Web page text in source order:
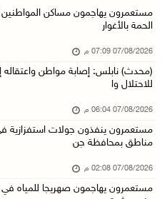
أمين عام الجامعة العربية يحذر من
مستعمرون يهاجمون صهريجا للمياه
مستعمرون يهاجمون مجددا تجمع
أسعار النفط تواصل الصعود
07/آب/2026 10:25 ص
الذهب يتجه لأفضل أداء أسبوعي منذ
مستعمرون يهاجمون مساكن
الحمة بالأغوار
07/08/2026 07:09 م
(محدث) نابلس: إصابة مواطن واعتقاله
للاحتلال وا
07/08/2026 06:04 م
مستعمرون ينفذون جولات استفزازية
مناطق بمحافظة جن
07/08/2026 02:08 م
مستعمرون يهاجمون صهريجا للمياه في